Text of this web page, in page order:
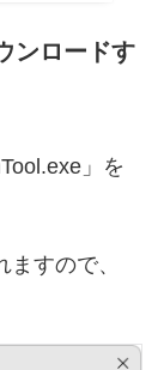
ンロードす
」を
すので、